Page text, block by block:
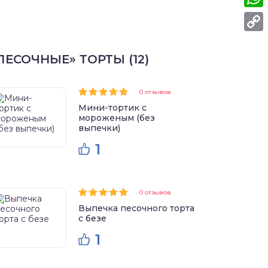
ТОРТЫ (12)
0 отзывов
Мини-тортик с
мороженым (без
выпечки)
1
0 отзывов
Выпечка песочного торта
с безе
1